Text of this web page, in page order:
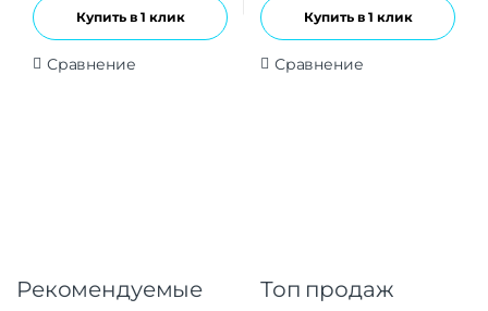
Купить в 1 клик
Сравнение
Купить в 1 клик
Сравнение
Рекомендуемые
Топ продаж